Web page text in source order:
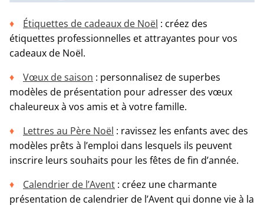
Étiquettes de cadeaux de Noël : créez des
étiquettes professionnelles et attrayantes pour vos
cadeaux de Noël.
Vœux de saison : personnalisez de superbes
modèles de présentation pour adresser des vœux
chaleureux à vos amis et à votre famille.
Lettres au Père Noël : ravissez les enfants avec des
modèles prêts à l’emploi dans lesquels ils peuvent
inscrire leurs souhaits pour les fêtes de fin d’année.
Calendrier de l’Avent : créez une charmante
présentation de calendrier de l’Avent qui donne vie à la